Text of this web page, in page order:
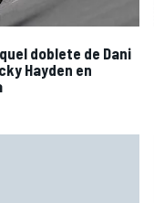
doblete de Dani
Hayden en